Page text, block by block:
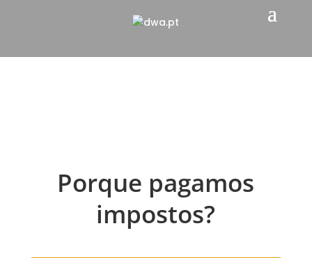
Porque pagamos
impostos?